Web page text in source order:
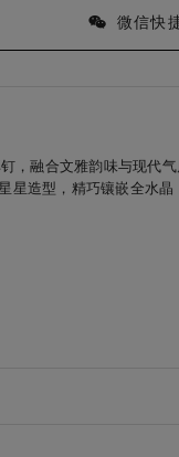
微信快
，融合文雅韵味与现代
星造型，精巧镶嵌全水晶